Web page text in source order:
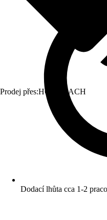
Prodej přes:HORNBACH
Dodací lhůta cca 1-2